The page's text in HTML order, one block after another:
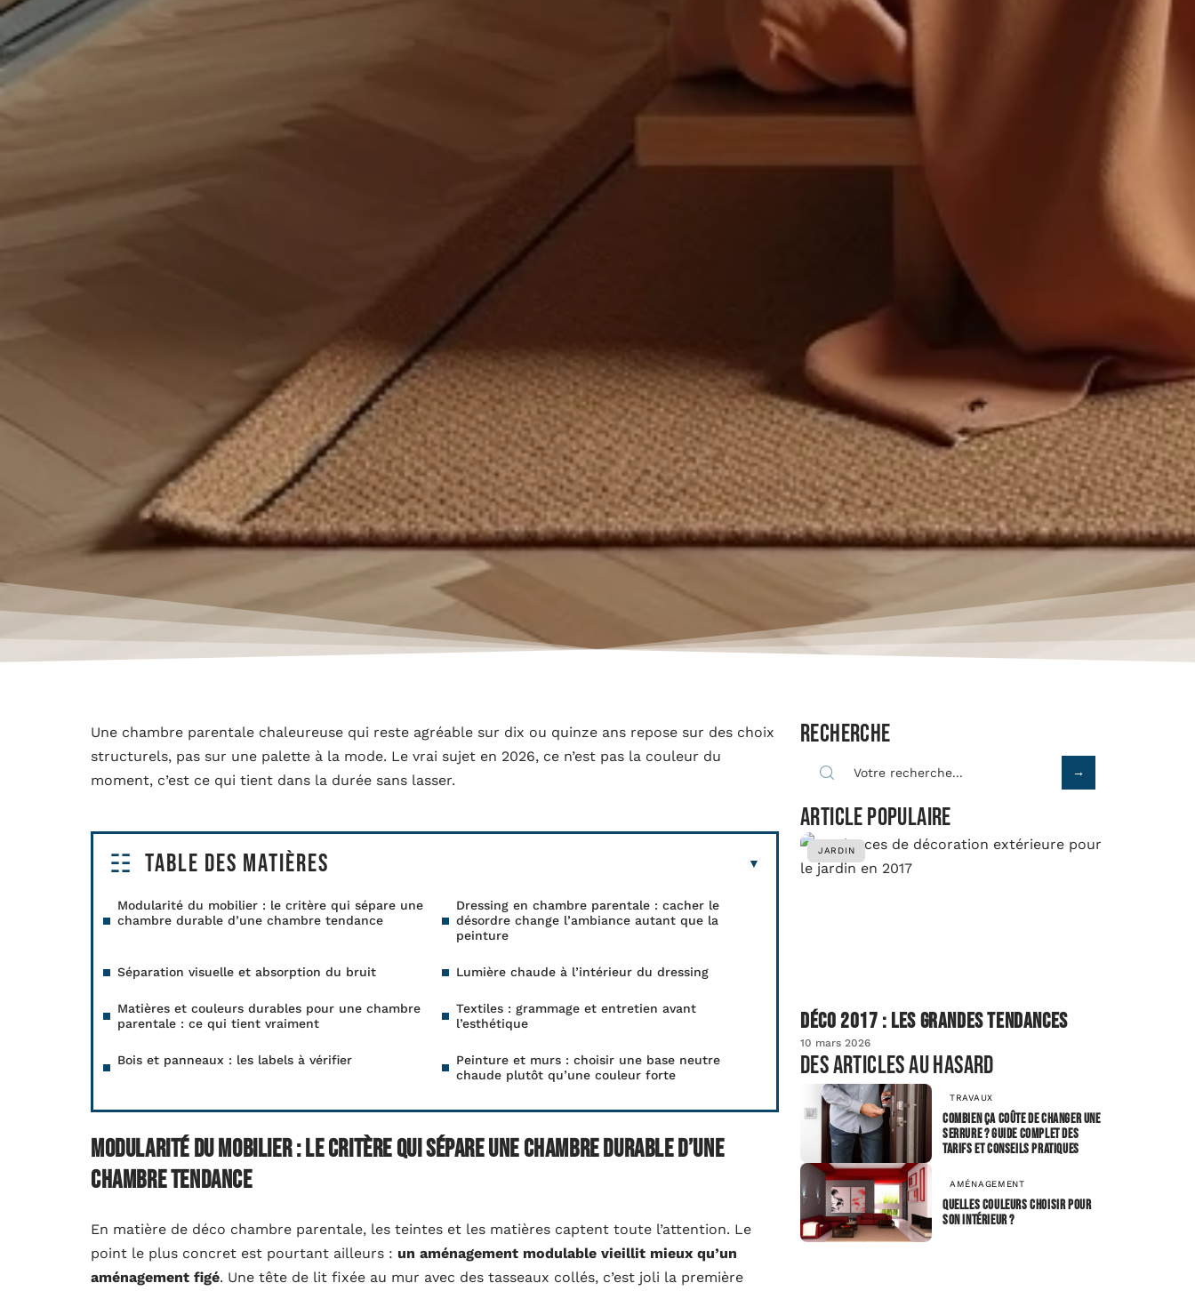
Une chambre parentale chaleureuse qui reste agréable sur dix ou quinze ans repose sur des choix
structurels, pas sur une palette à la mode. Le vrai sujet en 2026, ce n’est pas la couleur du
moment, c’est ce qui tient dans la durée sans lasser.
Table des matières
Modularité du mobilier : le critère qui sépare une
chambre durable d’une chambre tendance
Dressing en chambre parentale : cacher le
désordre change l’ambiance autant que la
peinture
Séparation visuelle et absorption du bruit Lumière chaude à l’intérieur du dressing
Matières et couleurs durables pour une chambre
parentale : ce qui tient vraiment
Textiles : grammage et entretien avant
l’esthétique
Bois et panneaux : les labels à vérifier
Peinture et murs : choisir une base neutre
chaude plutôt qu’une couleur forte
Modularité du mobilier : le critère qui sépare une chambre durable d’une
chambre tendance
En matière de déco chambre parentale, les teintes et les matières captent toute l’attention. Le
point le plus concret est pourtant ailleurs : un aménagement modulable vieillit mieux qu’un
aménagement figé. Une tête de lit fixée au mur avec des tasseaux collés, c’est joli la première
Recherche
Article populaire
JARDIN
Déco 2017 : les grandes tendances
10 mars 2026
Des articles au hasard
TRAVAUX
Combien ça coûte de changer une
serrure ? Guide complet des
tarifs et conseils pratiques
AMÉNAGEMENT
Quelles couleurs choisir pour
son intérieur ?